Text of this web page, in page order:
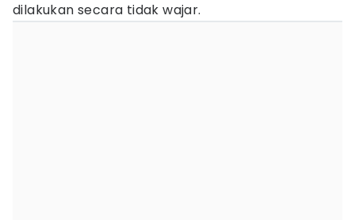
dilakukan secara tidak wajar.